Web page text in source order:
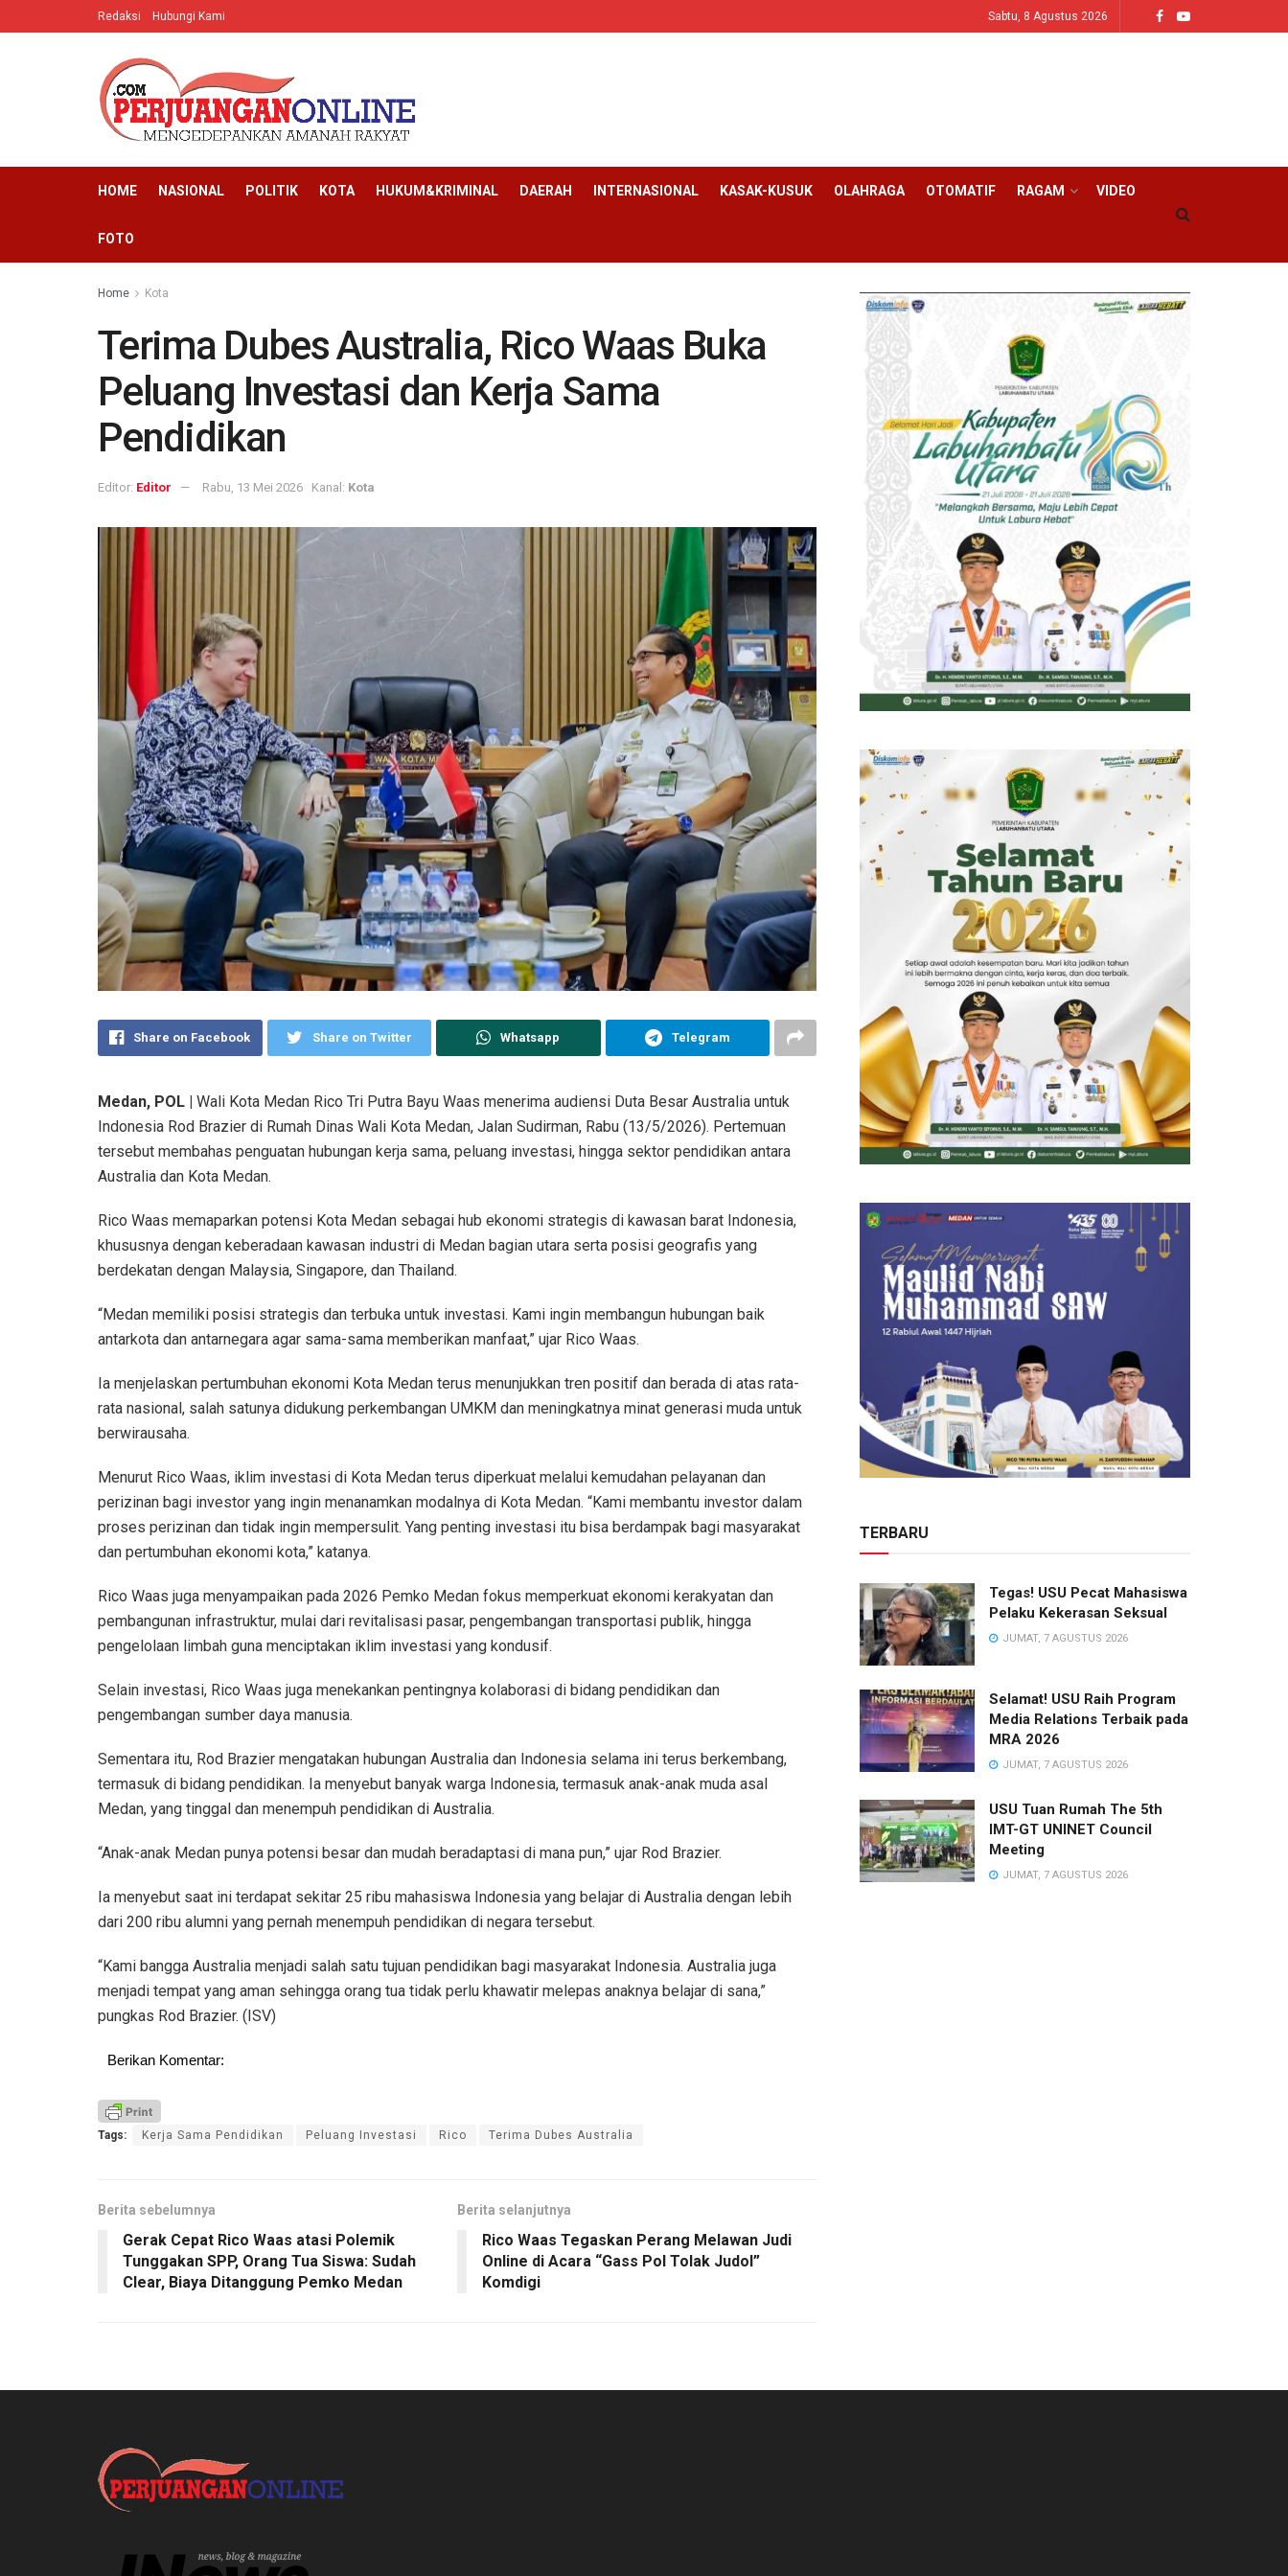
Redaksi Hubungi Kami Sabtu, 8 Agustus 2026
HOME NASIONAL POLITIK KOTA HUKUM&KRIMINAL DAERAH INTERNASIONAL KASAK-KUSUK OLAHRAGA OTOMATIF RAGAM VIDEO
FOTO
Home Kota
Terima Dubes Australia, Rico Waas Buka
Peluang Investasi dan Kerja Sama
Pendidikan
Editor: Editor Rabu, 13 Mei 2026 Kanal: Kota
Share on Facebook Share on Twitter Whatsapp Telegram
Medan, POL |
Wali Kota Medan Rico Tri Putra Bayu Waas menerima audiensi Duta Besar Australia untuk
Indonesia Rod Brazier di Rumah Dinas Wali Kota Medan, Jalan Sudirman, Rabu (13/5/2026). Pertemuan
tersebut membahas penguatan hubungan kerja sama, peluang investasi, hingga sektor pendidikan antara
Australia dan Kota Medan.
Rico Waas memaparkan potensi Kota Medan sebagai hub ekonomi strategis di kawasan barat Indonesia,
khususnya dengan keberadaan kawasan industri di Medan bagian utara serta posisi geografis yang
berdekatan dengan Malaysia, Singapore, dan Thailand.
“Medan memiliki posisi strategis dan terbuka untuk investasi. Kami ingin membangun hubungan baik
antarkota dan antarnegara agar sama-sama memberikan manfaat,” ujar Rico Waas.
Ia menjelaskan pertumbuhan ekonomi Kota Medan terus menunjukkan tren positif dan berada di atas rata-
rata nasional, salah satunya didukung perkembangan UMKM dan meningkatnya minat generasi muda untuk
berwirausaha.
Menurut Rico Waas, iklim investasi di Kota Medan terus diperkuat melalui kemudahan pelayanan dan
perizinan bagi investor yang ingin menanamkan modalnya di Kota Medan. “Kami membantu investor dalam
proses perizinan dan tidak ingin mempersulit. Yang penting investasi itu bisa berdampak bagi masyarakat
dan pertumbuhan ekonomi kota,” katanya.
Rico Waas juga menyampaikan pada 2026 Pemko Medan fokus memperkuat ekonomi kerakyatan dan
pembangunan infrastruktur, mulai dari revitalisasi pasar, pengembangan transportasi publik, hingga
pengelolaan limbah guna menciptakan iklim investasi yang kondusif.
Selain investasi, Rico Waas juga menekankan pentingnya kolaborasi di bidang pendidikan dan
pengembangan sumber daya manusia.
Sementara itu, Rod Brazier mengatakan hubungan Australia dan Indonesia selama ini terus berkembang,
termasuk di bidang pendidikan. Ia menyebut banyak warga Indonesia, termasuk anak-anak muda asal
Medan, yang tinggal dan menempuh pendidikan di Australia.
“Anak-anak Medan punya potensi besar dan mudah beradaptasi di mana pun,” ujar Rod Brazier.
Ia menyebut saat ini terdapat sekitar 25 ribu mahasiswa Indonesia yang belajar di Australia dengan lebih
dari 200 ribu alumni yang pernah menempuh pendidikan di negara tersebut.
“Kami bangga Australia menjadi salah satu tujuan pendidikan bagi masyarakat Indonesia. Australia juga
menjadi tempat yang aman sehingga orang tua tidak perlu khawatir melepas anaknya belajar di sana,”
pungkas Rod Brazier. (ISV)
Berikan Komentar:
Tags: Kerja Sama Pendidikan Peluang Investasi Rico Terima Dubes Australia
Berita sebelumnya
Gerak Cepat Rico Waas atasi Polemik
Tunggakan SPP, Orang Tua Siswa: Sudah
Clear, Biaya Ditanggung Pemko Medan
Berita selanjutnya
Rico Waas Tegaskan Perang Melawan Judi
Online di Acara “Gass Pol Tolak Judol”
Komdigi
TERBARU
Tegas! USU Pecat Mahasiswa
Pelaku Kekerasan Seksual
JUMAT, 7 AGUSTUS 2026
Selamat! USU Raih Program
Media Relations Terbaik pada
MRA 2026
JUMAT, 7 AGUSTUS 2026
USU Tuan Rumah The 5th
IMT-GT UNINET Council
Meeting
JUMAT, 7 AGUSTUS 2026